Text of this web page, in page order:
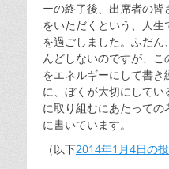
ーの終了後、出席者の
をいただくという、人
を過ごしました。ふだん
んどしないのですが、
をエネルギーにして書
に、ぼくが大切にしてい
に取り組むにあたっての
に書いています。
（以下2014年1月4日の